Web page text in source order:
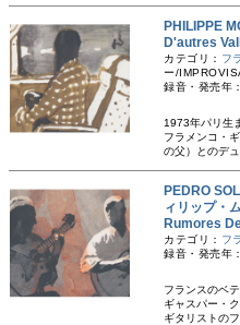
PHILIPPE
D'autres
カテゴリ： フ
ー/
録音・発売年
1973年パリ生
フラメンコ・
の父）とのデ
PEDRO
ィリップ・
Rumores
カテゴリ： フ
録音・発売年
フランスのベ
ギャスパー・
ギタリストの